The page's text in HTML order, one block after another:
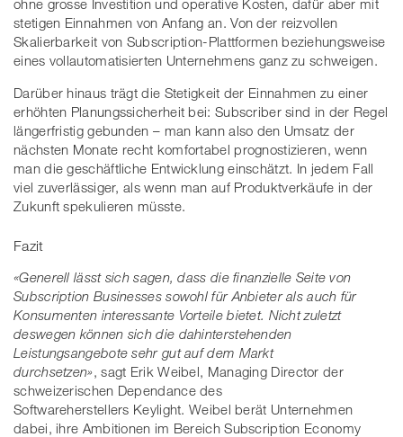
ohne grosse Investition und operative Kosten, dafür aber mit
stetigen Einnahmen von Anfang an. Von der reizvollen
Skalierbarkeit von Subscription-Plattformen beziehungsweise
eines vollautomatisierten Unternehmens ganz zu schweigen.
Darüber hinaus trägt die Stetigkeit der Einnahmen zu einer
erhöhten Planungssicherheit bei: Subscriber sind in der Regel
längerfristig gebunden – man kann also den Umsatz der
nächsten Monate recht komfortabel prognostizieren, wenn
man die geschäftliche Entwicklung einschätzt. In jedem Fall
viel zuverlässiger, als wenn man auf Produktverkäufe in der
Zukunft spekulieren müsste.
Fazit
«Generell lässt sich sagen, dass die finanzielle Seite von
Subscription Businesses sowohl für Anbieter als auch für
Konsumenten interessante Vorteile bietet. Nicht zuletzt
deswegen können sich die dahinterstehenden
Leistungsangebote sehr gut auf dem Markt
durchsetzen», sagt Erik Weibel, Managing Director der
schweizerischen Dependance des
Softwareherstellers Keylight. Weibel berät Unternehmen
dabei, ihre Ambitionen im Bereich Subscription Economy